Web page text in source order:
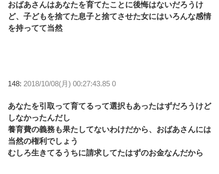
おばあさんはあなたを育てたことに後悔はないだろうけ
ど、子どもを捨てた息子と捨てさせた女にはいろんな感情
を持ってて当然
148: 2018/10/08(月) 00:27:43.85 0
あなたを引取って育てるって選択もあったはずだろうけど
しなかったんだし
養育費の義務も果たしてないわけだから、おばあさんには
当然の権利でしょう
むしろ生きてるうちに請求してたはずのお金なんだから